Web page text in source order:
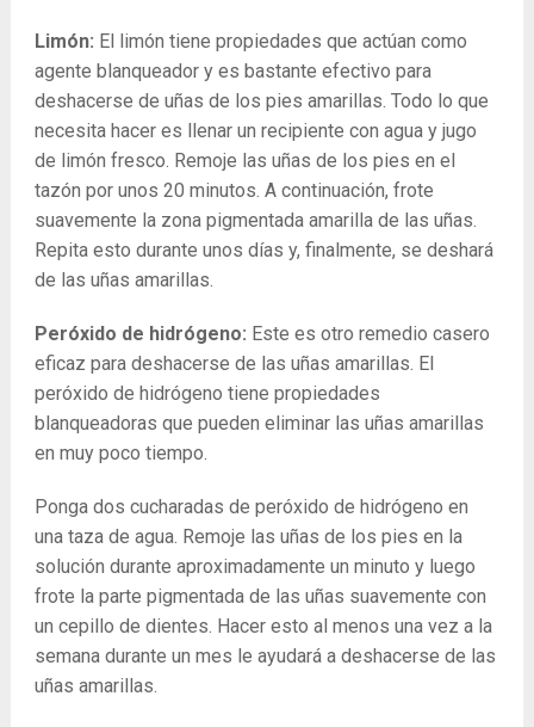
Limón: El limón tiene propiedades que actúan como
agente blanqueador y es bastante efectivo para
deshacerse de uñas de los pies amarillas. Todo lo que
necesita hacer es llenar un recipiente con agua y jugo
de limón fresco. Remoje las uñas de los pies en el
tazón por unos 20 minutos. A continuación, frote
suavemente la zona pigmentada amarilla de las uñas.
Repita esto durante unos días y, finalmente, se deshará
de las uñas amarillas.
Peróxido de hidrógeno: Este es otro remedio casero
eficaz para deshacerse de las uñas amarillas. El
peróxido de hidrógeno tiene propiedades
blanqueadoras que pueden eliminar las uñas amarillas
en muy poco tiempo.
Ponga dos cucharadas de peróxido de hidrógeno en
una taza de agua. Remoje las uñas de los pies en la
solución durante aproximadamente un minuto y luego
frote la parte pigmentada de las uñas suavemente con
un cepillo de dientes. Hacer esto al menos una vez a la
semana durante un mes le ayudará a deshacerse de las
uñas amarillas.